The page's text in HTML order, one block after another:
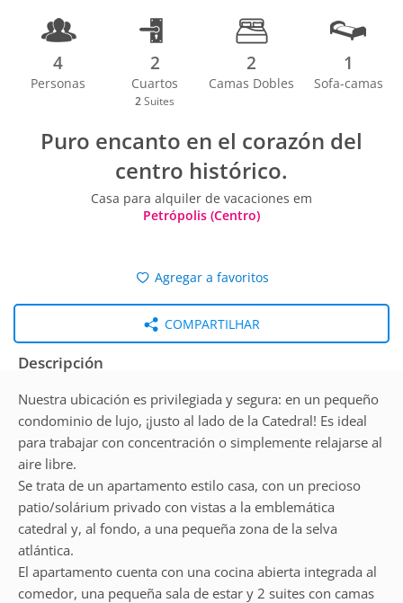
4
Personas
2
Cuartos
2 Suites
2
Camas Dobles
1
Sofa-camas
Puro encanto en el corazón del
centro histórico.
Casa para alquiler de vacaciones em
Petrópolis (Centro)
Agregar a favoritos
COMPARTILHAR
Descripción
Nuestra ubicación es privilegiada y segura: en un pequeño
condominio de lujo, ¡justo al lado de la Catedral! Es ideal
para trabajar con concentración o simplemente relajarse al
aire libre.
Se trata de un apartamento estilo casa, con un precioso
patio/solárium privado con vistas a la emblemática
catedral y, al fondo, a una pequeña zona de la selva
atlántica.
El apartamento cuenta con una cocina abierta integrada al
comedor, una pequeña sala de estar y 2 suites con camas